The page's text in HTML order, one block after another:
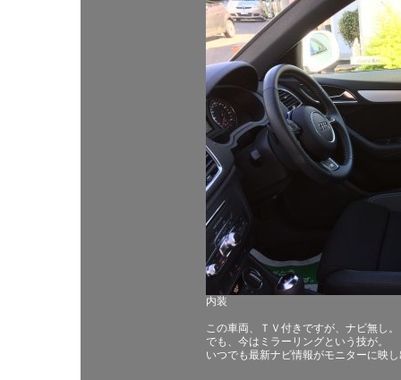
内装
この車両、ＴＶ付きですが、ナビ無し。
でも、今はミラーリングという技が。
いつでも最新ナビ情報がモニターに映